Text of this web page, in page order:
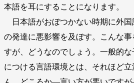
本語を耳にすることになります。
日本語がおぼつかない時期に外国
の発達に悪影響を及ぼす。こんな
すが、どうなのでしょう。一般的
につける言語環境とは、それほど